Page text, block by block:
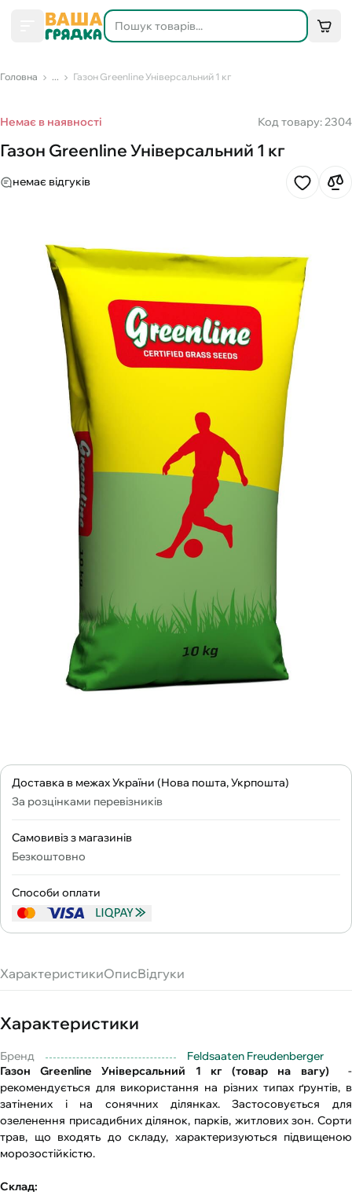
Головна ... Газон Greenline Універсальний 1 кг
Немає в наявності Код товару: 2304
Газон Greenline Універсальний 1 кг
немає відгуків
Доставка в межах України (Нова пошта, Укрпошта)
За розцінками перевізників
Самовивіз з магазинів
Безкоштовно
Способи оплати
ХарактеристикиОписВідгуки
Характеристики
Бренд
Feldsaaten Freudenberger
Газон Greenline Універсальний 1 кг (товар на вагу)-
рекомендується для використання на різних типах ґрунтів, в
затінених і на сонячних ділянках. Застосовується для
озеленення присадибних ділянок, парків, житлових зон. Сорти
трав, що входять до складу, характеризуються підвищеною
морозостійкістю.
Склад: